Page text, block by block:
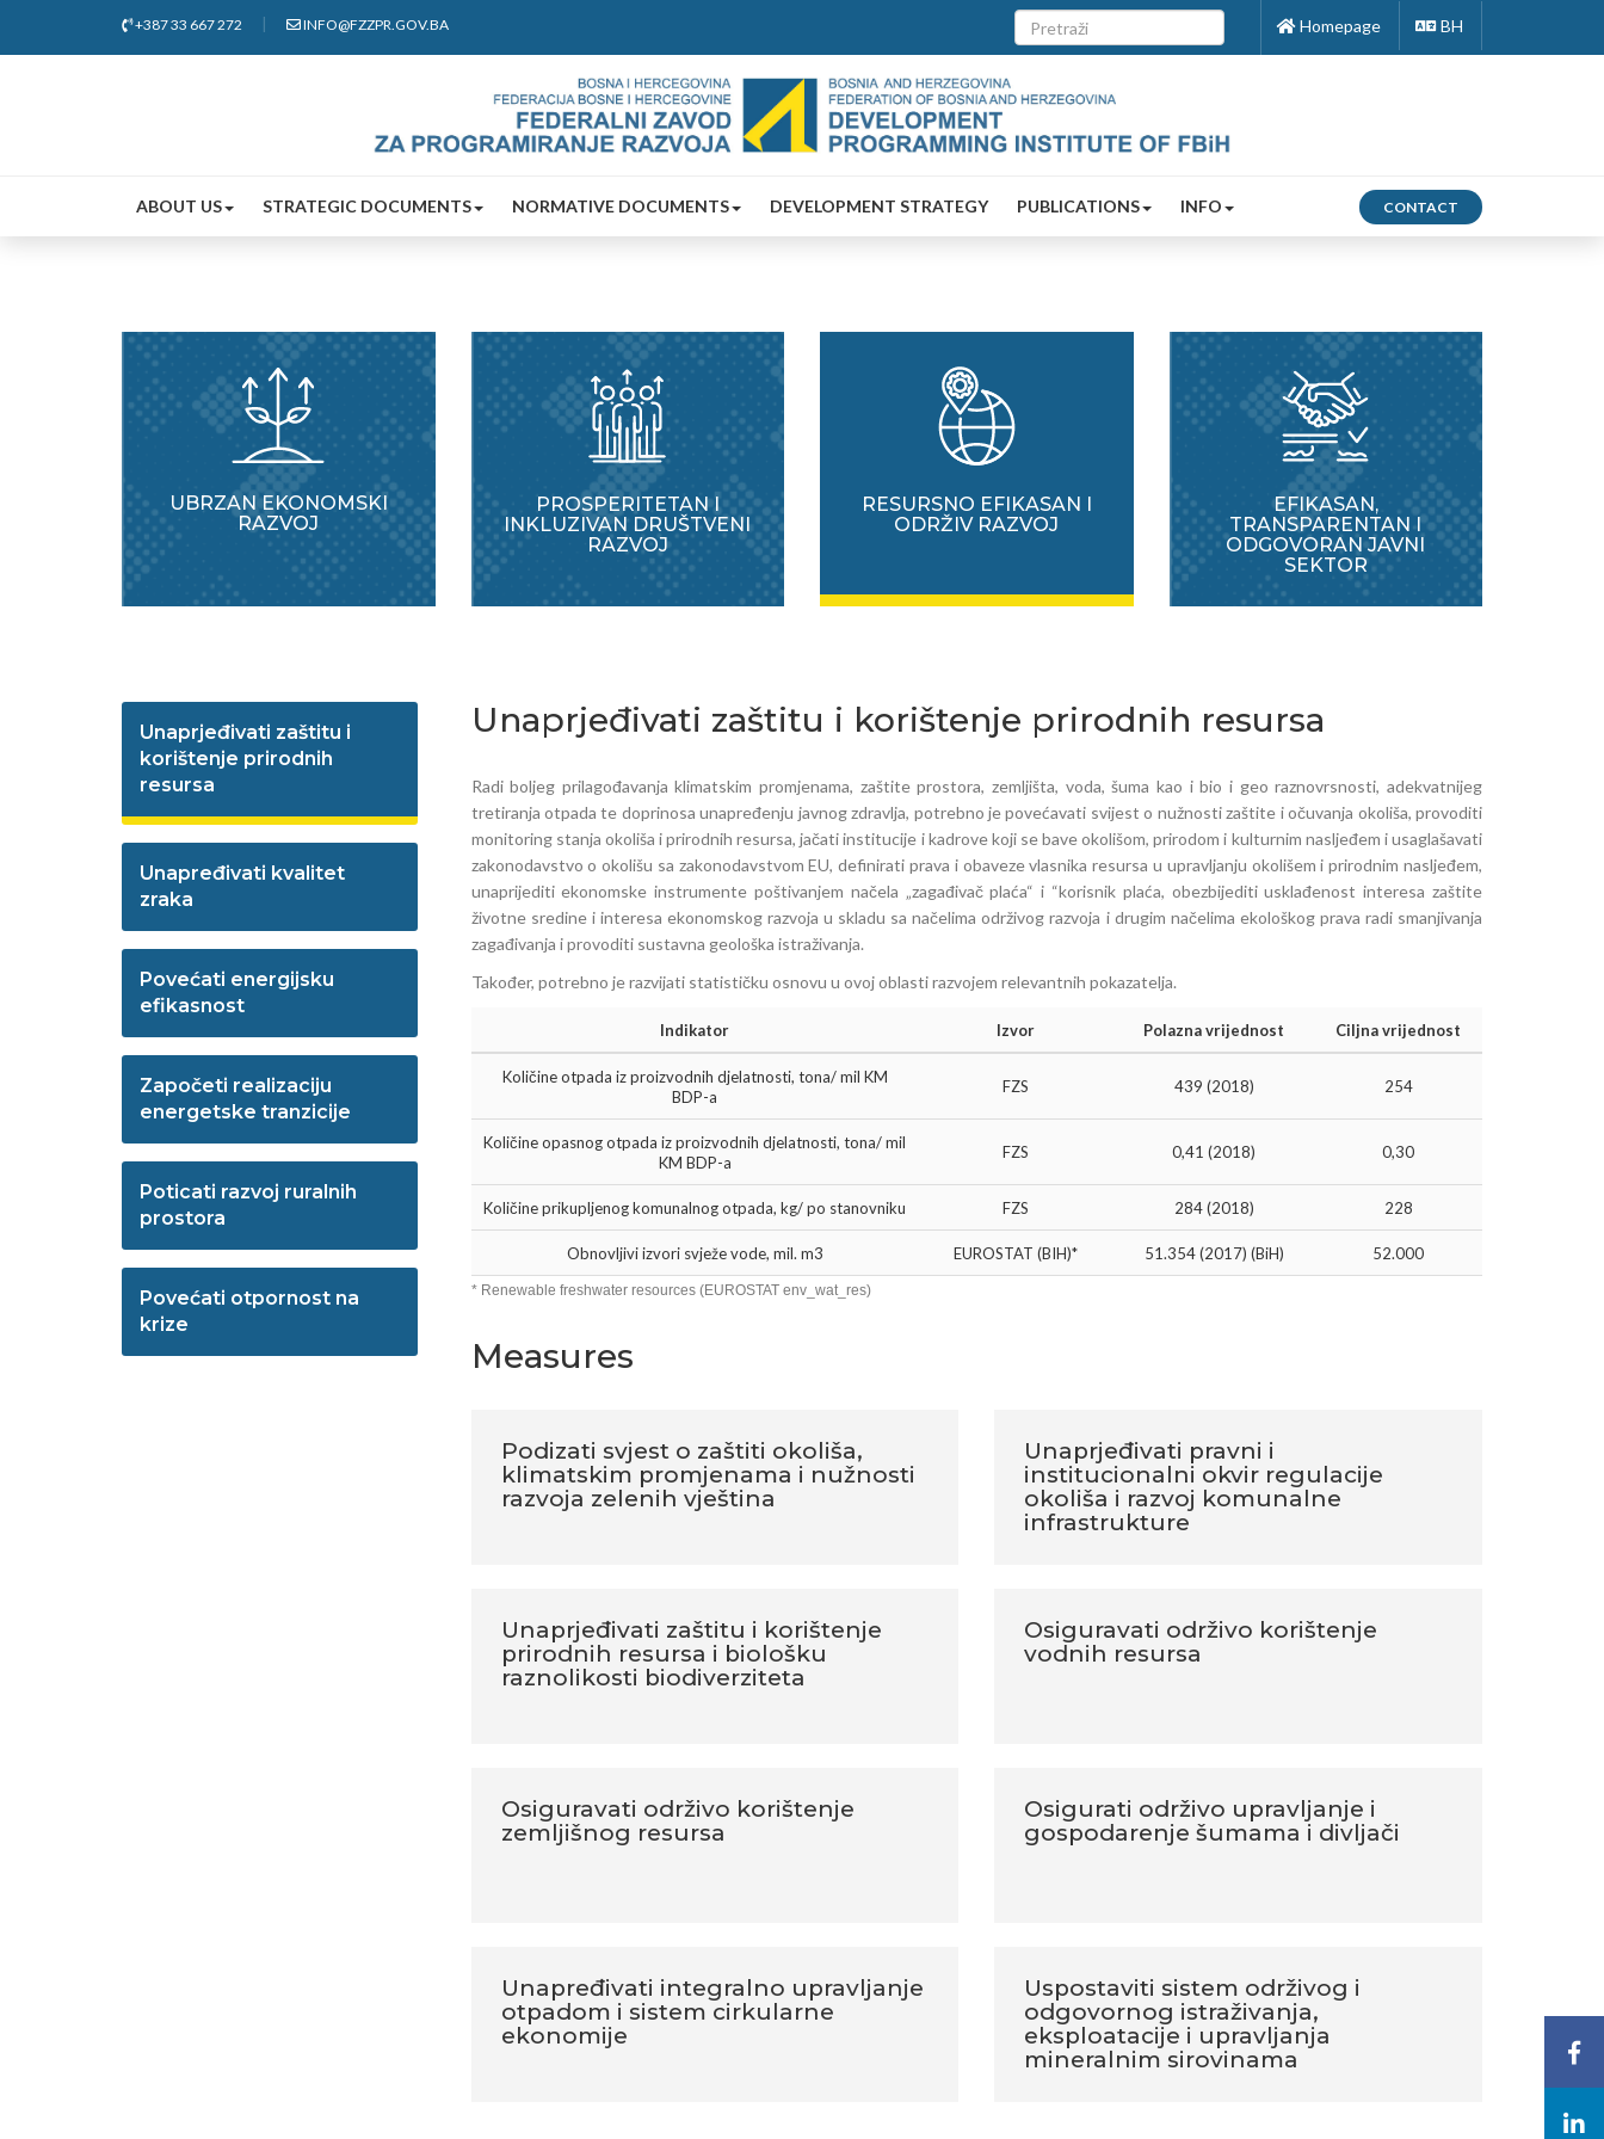
+387 33 667 272 INFO@FZZPR.GOV.BA Homepage BH
ABOUT US STRATEGIC DOCUMENTS NORMATIVE DOCUMENTS DEVELOPMENT STRATEGY PUBLICATIONS INFO CONTACT
UBRZAN EKONOMSKI
RAZVOJ
PROSPERITETAN I
INKLUZIVAN DRUŠTVENI
RAZVOJ
RESURSNO EFIKASAN I
ODRŽIV RAZVOJ
EFIKASAN,
TRANSPARENTAN I
ODGOVORAN JAVNI
SEKTOR
Unaprjeđivati zaštitu i
korištenje prirodnih
resursa
Unapređivati kvalitet
zraka
Povećati energijsku
efikasnost
Započeti realizaciju
energetske tranzicije
Poticati razvoj ruralnih
prostora
Povećati otpornost na
krize
Unaprjeđivati zaštitu i korištenje prirodnih resursa
Radi boljeg prilagođavanja klimatskim promjenama, zaštite prostora, zemljišta, voda, šuma kao i bio i geo raznovrsnosti, adekvatnijeg
tretiranja otpada te doprinosa unapređenju javnog zdravlja, potrebno je povećavati svijest o nužnosti zaštite i očuvanja okoliša, provoditi
monitoring stanja okoliša i prirodnih resursa, jačati institucije i kadrove koji se bave okolišom, prirodom i kulturnim nasljeđem i usaglašavati
zakonodavstvo o okolišu sa zakonodavstvom EU, definirati prava i obaveze vlasnika resursa u upravljanju okolišem i prirodnim nasljeđem,
unaprijediti ekonomske instrumente poštivanjem načela „zagađivač plaća“ i “korisnik plaća, obezbijediti usklađenost interesa zaštite
životne sredine i interesa ekonomskog razvoja u skladu sa načelima održivog razvoja i drugim načelima ekološkog prava radi smanjivanja
zagađivanja i provoditi sustavna geološka istraživanja.
Također, potrebno je razvijati statističku osnovu u ovoj oblasti razvojem relevantnih pokazatelja.
Indikator Izvor Polazna vrijednost Ciljna vrijednost
Količine otpada iz proizvodnih djelatnosti, tona/ mil KM
BDP-a
FZS 439 (2018) 254
Količine opasnog otpada iz proizvodnih djelatnosti, tona/ mil
KM BDP-a
FZS 0,41 (2018) 0,30
Količine prikupljenog komunalnog otpada, kg/ po stanovniku FZS 284 (2018) 228
Obnovljivi izvori svježe vode, mil. m3 EUROSTAT (BIH)* 51.354 (2017) (BiH) 52.000
* Renewable freshwater resources (EUROSTAT env_wat_res)
Measures
Podizati svjest o zaštiti okoliša,
klimatskim promjenama i nužnosti
razvoja zelenih vještina
Unaprjeđivati pravni i
institucionalni okvir regulacije
okoliša i razvoj komunalne
infrastrukture
Unaprjeđivati zaštitu i korištenje
prirodnih resursa i biološku
raznolikosti biodiverziteta
Osiguravati održivo korištenje
vodnih resursa
Osiguravati održivo korištenje
zemljišnog resursa
Osigurati održivo upravljanje i
gospodarenje šumama i divljači
Unapređivati integralno upravljanje
otpadom i sistem cirkularne
ekonomije
Uspostaviti sistem održivog i
odgovornog istraživanja,
eksploatacije i upravljanja
mineralnim sirovinama